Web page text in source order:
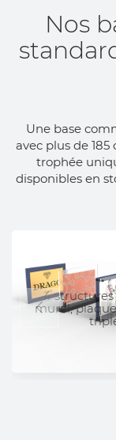
Nos
Une base
avec plus de
trophée
disponibles en
4 structures
mural,